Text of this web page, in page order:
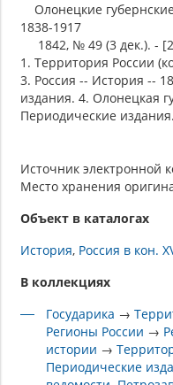
Олонецкие
1838-1917
1842, № 49 (3 дек.). -
1. Территория России
3. Россия -- История --
издания. 4. Олонецкая
Периодические
Источник электронной
Место хранения
Объект в каталогах
История Россия в кон.
В коллекциях
Государика →
Регионы России →
истории →
Периодические